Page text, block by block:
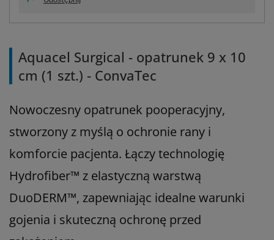
Aquacel Surgical - opatrunek 9 x 10
cm (1 szt.) - ConvaTec
Nowoczesny opatrunek pooperacyjny,
stworzony z myślą o ochronie rany i
komforcie pacjenta. Łączy technologię
Hydrofiber™ z elastyczną warstwą
DuoDERM™, zapewniając idealne warunki
gojenia i skuteczną ochronę przed